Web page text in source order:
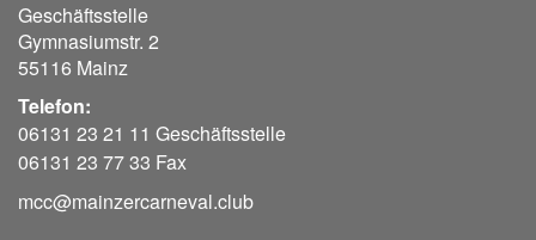
Geschäftsstelle
Gymnasiumstr. 2
55116 Mainz
Telefon:
06131 23 21 11 Geschäftsstelle
06131 23 77 33 Fax
mcc@mainzercarneval.club